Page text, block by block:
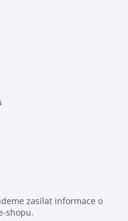
zasílat informace o
shopu.